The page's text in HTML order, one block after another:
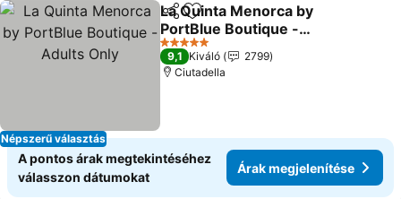
Népszerű választás
Megosztás
Hozzáadás a kedvencekhez
La Quinta Menorca by
PortBlue Boutique -
Adults Only
5 Kategória
9,1 Kiváló
2799
Ciutadella
A pontos árak megtekintéséhez
válasszon dátumokat
Árak megjelenítése